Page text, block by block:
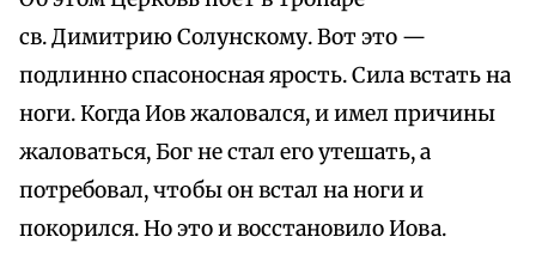
св. Димитрию Солунскому. Вот это —
подлинно спасоносная ярость. Сила встать на
ноги. Когда Иов жаловался, и имел причины
жаловаться, Бог не стал его утешать, а
потребовал, чтобы он встал на ноги и
покорился. Но это и восстановило Иова.